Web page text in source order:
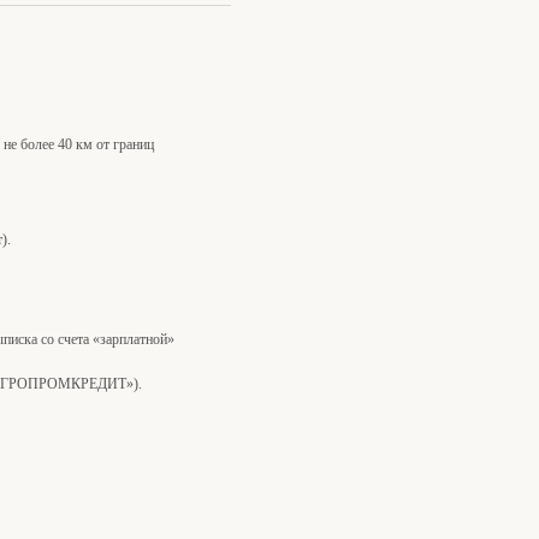
более 40 км от границ
со счета «зарплатной»
«АГРОПРОМКРЕДИТ»).